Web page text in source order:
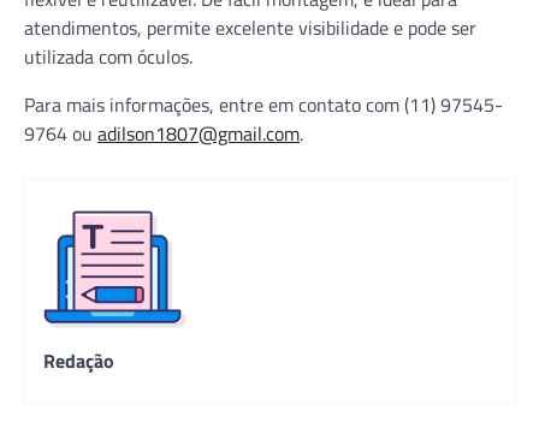
atendimentos, permite excelente visibilidade e pode ser
utilizada com óculos.
Para mais informações, entre em contato com (11) 97545-
9764 ou adilson1807@gmail.com.
Redação